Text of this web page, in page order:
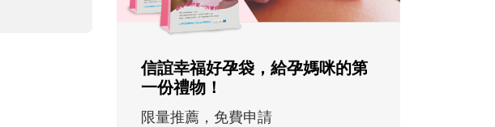
信誼幸福好孕袋，給孕媽咪的第
一份禮物！
限量推薦，免費申請